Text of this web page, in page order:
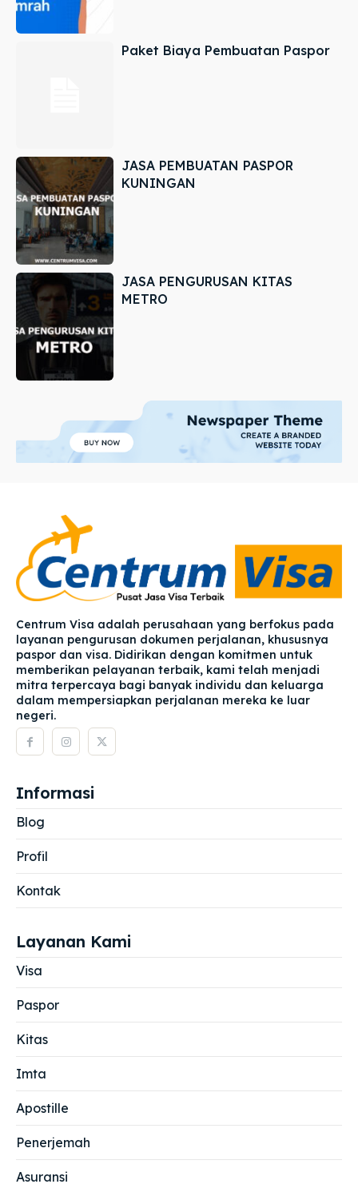
Paket Biaya Pembuatan Paspor
JASA PEMBUATAN PASPOR
KUNINGAN
JASA PENGURUSAN KITAS
METRO
Centrum Visa adalah perusahaan yang berfokus pada
layanan pengurusan dokumen perjalanan, khususnya
paspor dan visa. Didirikan dengan komitmen untuk
memberikan pelayanan terbaik, kami telah menjadi
mitra terpercaya bagi banyak individu dan keluarga
dalam mempersiapkan perjalanan mereka ke luar
negeri.
Informasi
Blog
Profil
Kontak
Layanan Kami
Visa
Paspor
Kitas
Imta
Apostille
Penerjemah
Asuransi